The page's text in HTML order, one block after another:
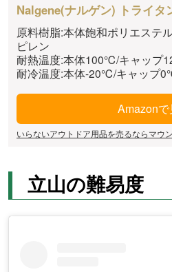
Nalgene(ナルゲン) トライタ
原料樹脂:本体飽和ポリエステ
ピレン
耐熱温度:本体100℃/キャップ
耐冷温度:本体-20℃/キャップ
Amazonで
いらないアウトドア用品を売るならマウ
立山の難易度